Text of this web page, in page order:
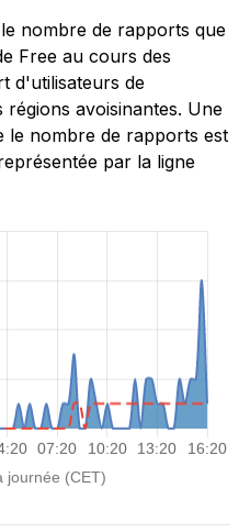
nombre de rapports que
Free au cours des
d'utilisateurs de
régions avoisinantes. Une
le nombre de rapports est
par la ligne